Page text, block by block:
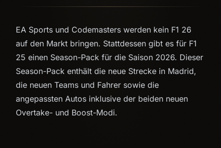
EA Sports und Codemasters werden kein F1 26
auf den Markt bringen. Stattdessen gibt es für F1
25 einen Season-Pack für die Saison 2026. Dieser
Season-Pack enthält die neue Strecke in Madrid,
die neuen Teams und Fahrer sowie die
angepassten Autos inklusive der beiden neuen
Overtake- und Boost-Modi.